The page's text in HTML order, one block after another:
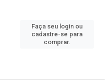
Faça seu login ou
cadastre-se para
comprar.